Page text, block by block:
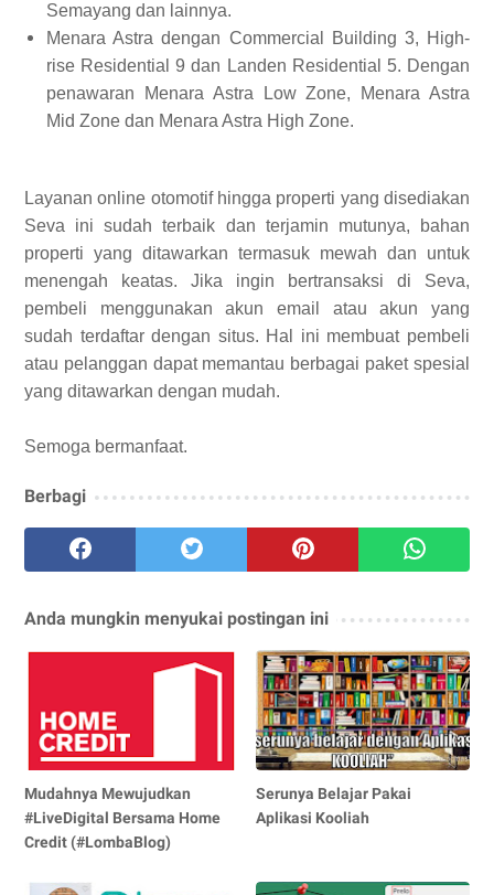
Semayang dan lainnya.
Menara Astra dengan Commercial Building 3, High-
rise Residential 9 dan Landen Residential 5. Dengan
penawaran Menara Astra Low Zone, Menara Astra
Mid Zone dan Menara Astra High Zone.
Layanan online otomotif hingga properti yang disediakan
Seva ini sudah terbaik dan terjamin mutunya, bahan
properti yang ditawarkan termasuk mewah dan untuk
menengah keatas. Jika ingin bertransaksi di Seva,
pembeli menggunakan akun email atau akun yang
sudah terdaftar dengan situs. Hal ini membuat pembeli
atau pelanggan dapat memantau berbagai paket spesial
yang ditawarkan dengan mudah.
Semoga bermanfaat.
Berbagi
Anda mungkin menyukai postingan ini
Mudahnya Mewujudkan
#LiveDigital Bersama Home
Credit (#LombaBlog)
Serunya Belajar Pakai
Aplikasi Kooliah